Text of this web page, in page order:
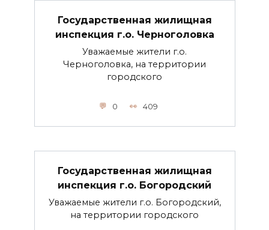
Государственная жилищная
инспекция г.о. Черноголовка
Уважаемые жители г.о.
Черноголовка, на территории
городского
0 409
Государственная жилищная
инспекция г.о. Богородский
Уважаемые жители г.о. Богородский,
на территории городского